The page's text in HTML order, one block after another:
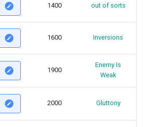
out of sorts
1400
Inversions
1600
Enemy Is
Weak
1900
Gluttony
2000